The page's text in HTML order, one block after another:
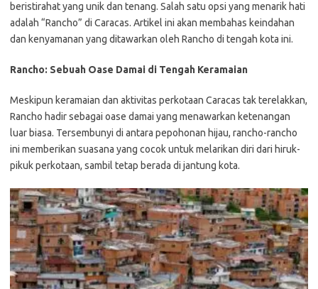
beristirahat yang unik dan tenang. Salah satu opsi yang menarik hati
adalah “Rancho” di Caracas. Artikel ini akan membahas keindahan
dan kenyamanan yang ditawarkan oleh Rancho di tengah kota ini.
Rancho: Sebuah Oase Damai di Tengah Keramaian
Meskipun keramaian dan aktivitas perkotaan Caracas tak terelakkan,
Rancho hadir sebagai oase damai yang menawarkan ketenangan
luar biasa. Tersembunyi di antara pepohonan hijau, rancho-rancho
ini memberikan suasana yang cocok untuk melarikan diri dari hiruk-
pikuk perkotaan, sambil tetap berada di jantung kota.